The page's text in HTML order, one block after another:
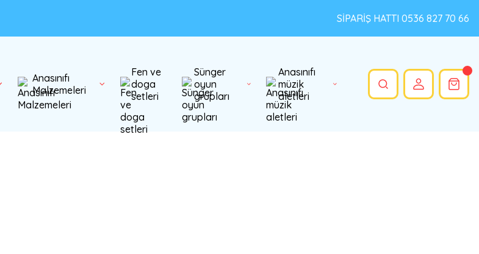
SİPARİŞ HATTI 0536 827 70 66
Anasınıfı
Malzemeleri
Fen ve
doga
setleri
Sünger
oyun
grupları
Anasınıfı
müzik
aletleri